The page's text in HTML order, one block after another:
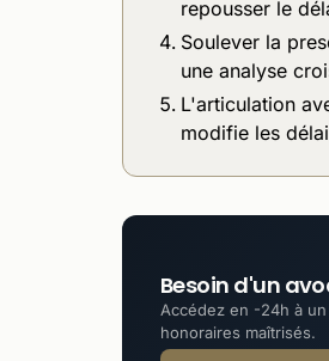
repousser le
Soulever la
une analyse
L'articulation
modifie les
Besoin d'un
Accédez en -24h à
honoraires maîtrisés.